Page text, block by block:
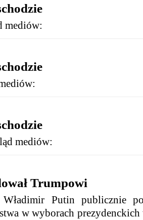
mediów:
mediów:
Trumpowi
Putin publicznie
w wyborach